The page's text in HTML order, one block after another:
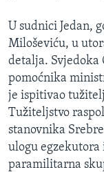
O GLASU AMERIKE
Learning English
PRATITE NAS
Jezici
U sudnici Jedan,
Miloševiću, u
detalja. Svjedoka
pomoćnika
je ispitivao
Tužiteljstvo
stanovnika
ulogu egzekutora
paramilitarna